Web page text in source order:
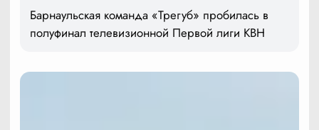
Барнаульская команда «Трегуб» пробилась в
полуфинал телевизионной Первой лиги КВН